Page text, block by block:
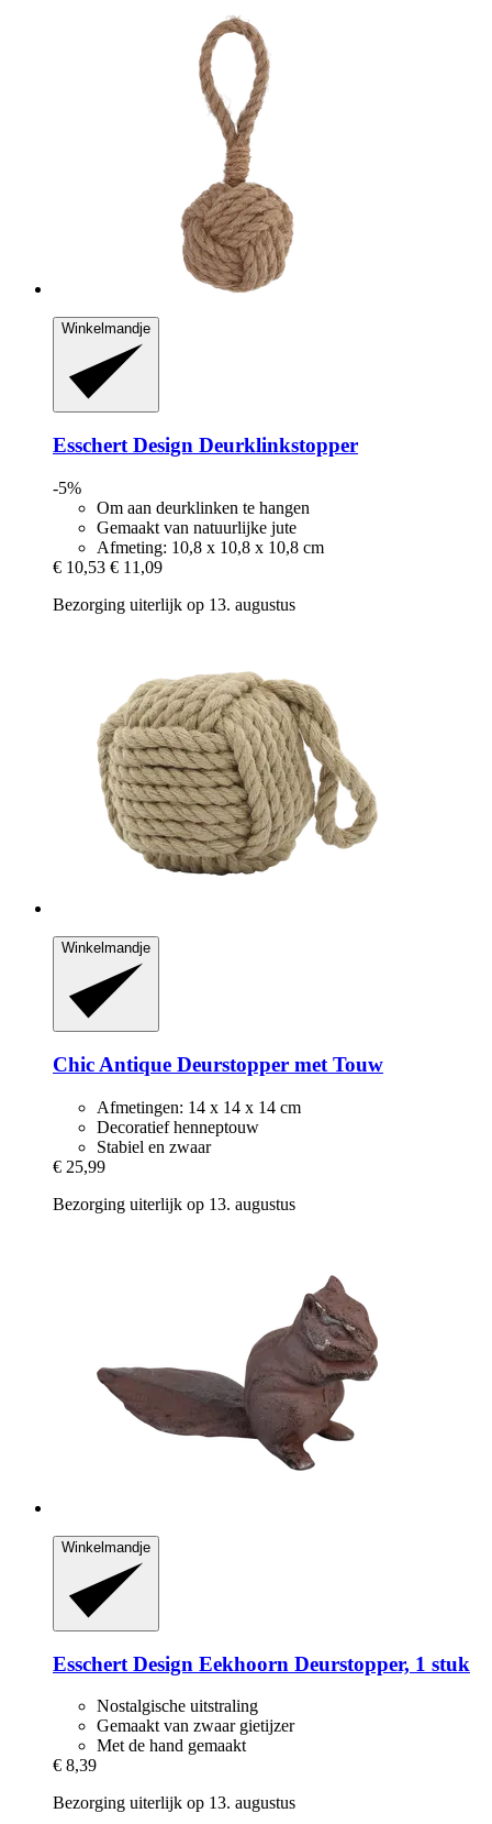
Winkelmandje
Esschert Design Deurklinkstopper
-5%
Om aan deurklinken te hangen
Gemaakt van natuurlijke jute
Afmeting: 10,8 x 10,8 x 10,8 cm
€ 10,53 € 11,09
Bezorging uiterlijk op 13. augustus
Winkelmandje
Chic Antique Deurstopper met Touw
Afmetingen: 14 x 14 x 14 cm
Decoratief henneptouw
Stabiel en zwaar
€ 25,99
Bezorging uiterlijk op 13. augustus
Winkelmandje
Esschert Design Eekhoorn Deurstopper, 1 stuk
Nostalgische uitstraling
Gemaakt van zwaar gietijzer
Met de hand gemaakt
€ 8,39
Bezorging uiterlijk op 13. augustus